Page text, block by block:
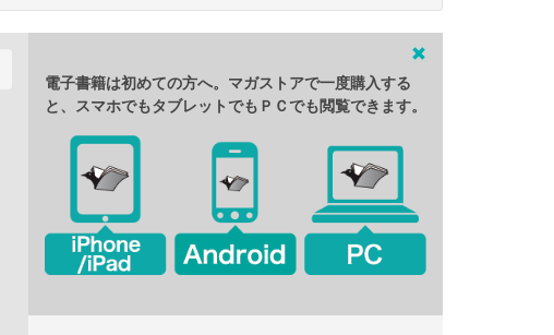
電子書籍は初めての方へ。マガストアで一度購入する
と、スマホでもタブレットでもＰＣでも閲覧できます。